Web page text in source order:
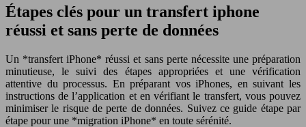
Étapes clés pour un transfert iphone
réussi et sans perte de données
Un *transfert iPhone* réussi et sans perte nécessite une préparation
minutieuse, le suivi des étapes appropriées et une vérification
attentive du processus. En préparant vos iPhones, en suivant les
instructions de l’application et en vérifiant le transfert, vous pouvez
minimiser le risque de perte de données. Suivez ce guide étape par
étape pour une *migration iPhone* en toute sérénité.